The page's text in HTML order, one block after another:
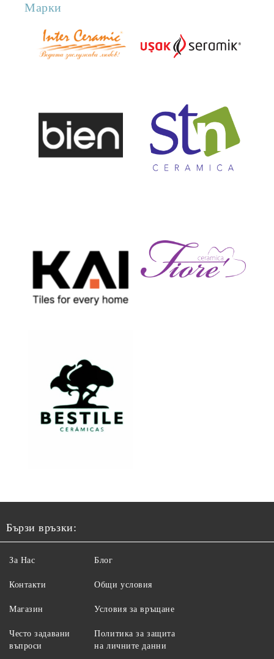
Марки
Бързи връзки:
За Нас
Контакти
Магазин
Често задавани
въпроси
Блог
Общи условия
Условия за връщане
Политика за защита
на личните данни